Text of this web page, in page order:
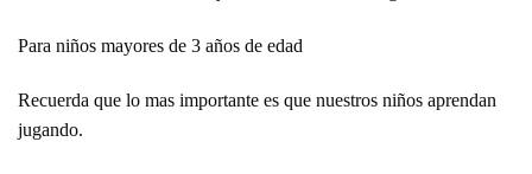
Para niños mayores de 3 años de edad
Recuerda que lo mas importante es que nuestros niños aprendan
jugando.